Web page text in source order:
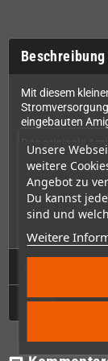
Unsere
weitere
Angebot zu
Du kannst
sind und
Weitere
Beschreibung
Mit diesem
eingebauten
Das originale
komplette
internes ATX-
Hinweis: Für
welche dieselbe
Zorro 2 Slots
GPSR